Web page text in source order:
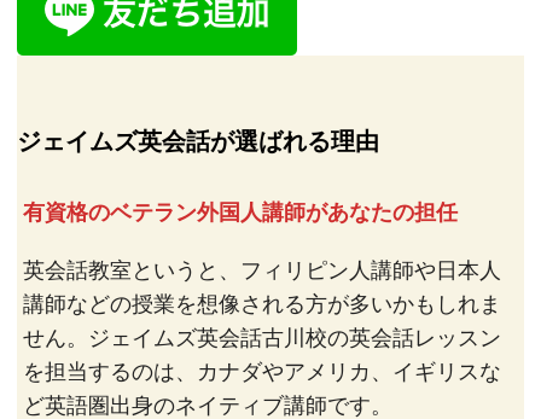
ジェイムズ英会話が選ばれる理由
有資格のベテラン外国人講師があなたの担任
英会話教室というと、フィリピン人講師や日本人
講師などの授業を想像される方が多いかもしれま
せん。ジェイムズ英会話古川校の英会話レッスン
を担当するのは、カナダやアメリカ、イギリスな
ど英語圏出身のネイティブ講師です。